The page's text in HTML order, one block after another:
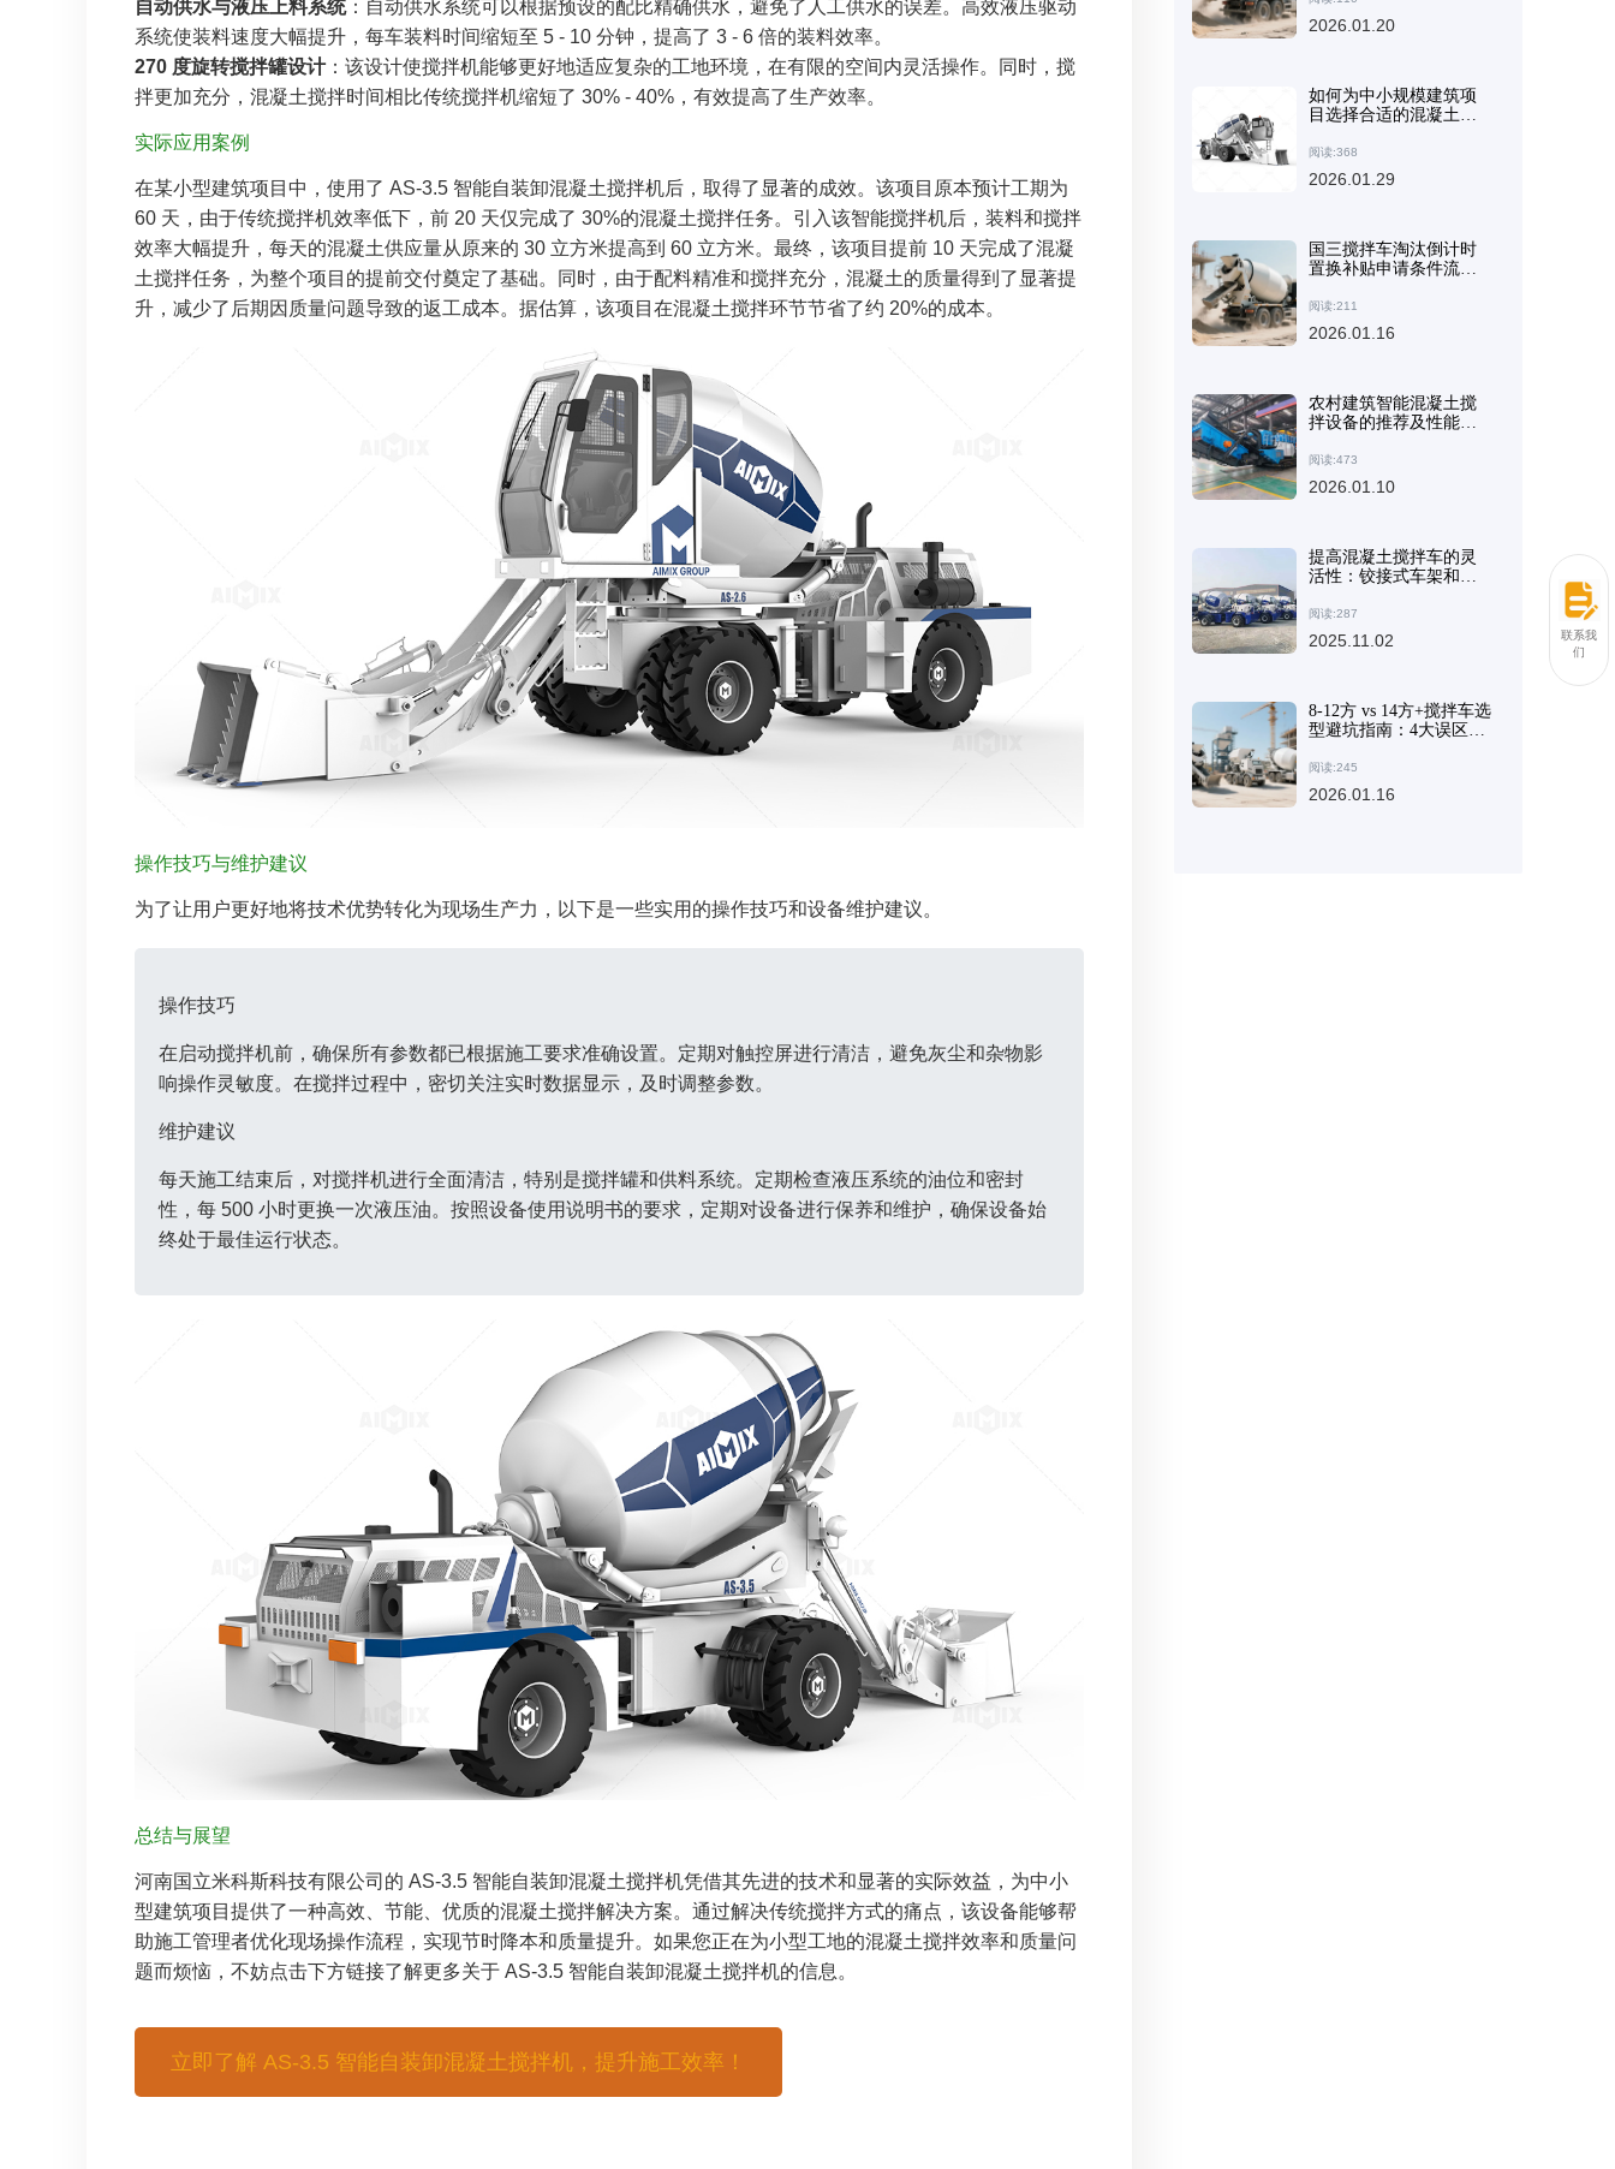
自动供水与液压上料系统：自动供水系统可以根据预设的配比精确供水，避免了人工供水的误差。高效液压驱动
系统使装料速度大幅提升，每车装料时间缩短至 5 - 10 分钟，提高了 3 - 6 倍的装料效率。
270 度旋转搅拌罐设计：该设计使搅拌机能够更好地适应复杂的工地环境，在有限的空间内灵活操作。同时，搅
拌更加充分，混凝土搅拌时间相比传统搅拌机缩短了 30% - 40%，有效提高了生产效率。
实际应用案例
在某小型建筑项目中，使用了 AS-3.5 智能自装卸混凝土搅拌机后，取得了显著的成效。该项目原本预计工期为
60 天，由于传统搅拌机效率低下，前 20 天仅完成了 30%的混凝土搅拌任务。引入该智能搅拌机后，装料和搅拌
效率大幅提升，每天的混凝土供应量从原来的 30 立方米提高到 60 立方米。最终，该项目提前 10 天完成了混凝
土搅拌任务，为整个项目的提前交付奠定了基础。同时，由于配料精准和搅拌充分，混凝土的质量得到了显著提
升，减少了后期因质量问题导致的返工成本。据估算，该项目在混凝土搅拌环节节省了约 20%的成本。
操作技巧与维护建议
为了让用户更好地将技术优势转化为现场生产力，以下是一些实用的操作技巧和设备维护建议。
操作技巧
在启动搅拌机前，确保所有参数都已根据施工要求准确设置。定期对触控屏进行清洁，避免灰尘和杂物影
响操作灵敏度。在搅拌过程中，密切关注实时数据显示，及时调整参数。
维护建议
每天施工结束后，对搅拌机进行全面清洁，特别是搅拌罐和供料系统。定期检查液压系统的油位和密封
性，每 500 小时更换一次液压油。按照设备使用说明书的要求，定期对设备进行保养和维护，确保设备始
终处于最佳运行状态。
总结与展望
河南国立米科斯科技有限公司的 AS-3.5 智能自装卸混凝土搅拌机凭借其先进的技术和显著的实际效益，为中小
型建筑项目提供了一种高效、节能、优质的混凝土搅拌解决方案。通过解决传统搅拌方式的痛点，该设备能够帮
助施工管理者优化现场操作流程，实现节时降本和质量提升。如果您正在为小型工地的混凝土搅拌效率和质量问
题而烦恼，不妨点击下方链接了解更多关于 AS-3.5 智能自装卸混凝土搅拌机的信息。
立即了解 AS-3.5 智能自装卸混凝土搅拌机，提升施工效率！
2026.01.20
如何为中小规模建筑项
目选择合适的混凝土搅
应用指南
阅读:368
2026.01.29
国三搅拌车淘汰倒计时
置换补贴申请条件流程
阅读:211
2026.01.16
农村建筑智能混凝土搅
拌设备的推荐及性能分
阅读:473
2026.01.10
提高混凝土搅拌车的灵
活性：铰接式车架和工
阅读:287
2025.11.02
8-12方 vs 14方+搅拌车选
型避坑指南：4大误区让
阅读:245
2026.01.16
联系我
们